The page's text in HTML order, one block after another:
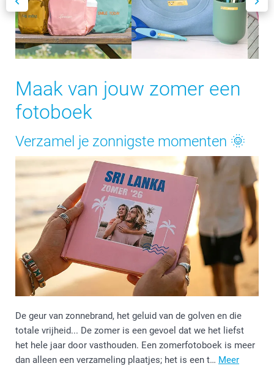
Maak van jouw zomer een
fotoboek
Verzamel je zonnigste momenten 🌞
De geur van zonnebrand, het geluid van de golven en die
totale vrijheid... De zomer is een gevoel dat we het liefst
het hele jaar door vasthouden. Een zomerfotoboek is meer
dan alleen een verzameling plaatjes; het is een t… Meer